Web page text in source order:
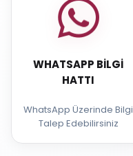
WHATSAPP BILGI
HATTI
WhatsApp Üzerinde Bilgi
Talep Edebilirsiniz